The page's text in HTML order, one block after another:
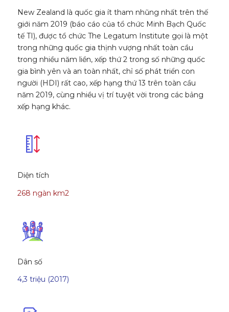
New Zealand là quốc gia ít tham nhũng nhất trên thế
giới năm 2019 (báo cáo của tổ chức Minh Bạch Quốc
tế TI), được tổ chức The Legatum Institute gọi là một
trong những quốc gia thịnh vượng nhất toàn cầu
trong nhiều năm liền, xếp thứ 2 trong số những quốc
gia bình yên và an toàn nhất, chỉ số phát triển con
người (HDI) rất cao, xếp hạng thứ 13 trên toàn cầu
năm 2019, cùng nhiều vị trí tuyệt vời trong các bảng
xếp hạng khác.
Diện tích
268 ngàn km2
Dân số
4,3 triệu (2017)